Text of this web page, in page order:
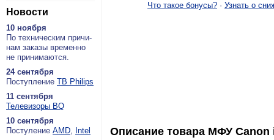
Новости
10 ноября
По тех­ни­че­ским при­чи­
нам за­ка­зы вре­мен­но
не при­ни­ма­ют­ся.
24 сентября
По­ступ­ле­ние ТВ Philips
11 сентября
Теле­ви­зо­ры BQ
10 сентября
По­сту­ле­ние AMD, Intel
Что такое бонусы? · Узнать о
Описание товара МФУ Canon